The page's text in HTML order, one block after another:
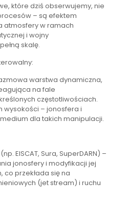
które dziś obserwujemy, nie
– są efektem
atmosfery w ramach
i wojny
skalę.
warstwa dynamiczna,
na fale
częstotliwościach.
wysokości – jonosfera i
dla takich manipulacji.
EISCAT, Sura, SuperDARN) –
jonosfery i modyfikacji jej
co przekłada się na
(jet stream) i ruchu